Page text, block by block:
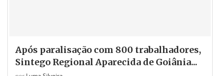
Após paralisação com 800 trabalhadores,
Sintego Regional Aparecida de Goiânia...